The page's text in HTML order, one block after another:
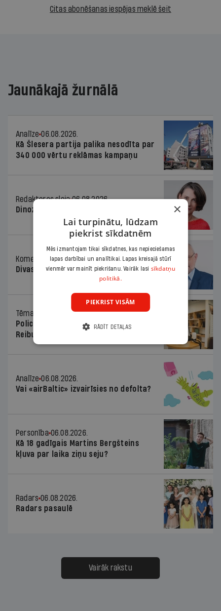
Citas abonēšanas iespējas meklē šeit
Jaunākajā žurnālā
Analīze 06.08.2026.
Kā Šlesera partija palika nesodīta par
340 000 vērtu reklāmas kampaņu
Redaktores sleja 06.08.2026.
Dinozaura triks
Komentārs 06.08.2026.
Divas koalīcijas
Tēma
06.08.2026.
Policists cietumā, skolotājs – kapos.
Reibuma cena Priekulē
Analīze 06.08.2026.
Vai «airBaltic» izvairīsies no defolta?
Personība 06.08.2026.
Kā 18 gadīgais Martins Bergšteins
kļuva par laika ziņu seju?
Radars 06.08.2026.
Radars pasaulē
Vairāk rakstu
×
Lai turpinātu, lūdzam
piekrist sīkdatnēm
Mēs izmantojam tikai sīkdatnes, kas nepieciešamas
lapas darbībai un analītikai. Lapas kreisajā stūrī
vienmēr var mainīt piekrišanu. Vairāk lasi sīkdatņu
politikā.
PIEKRIST VISĀM
RĀDĪT DETAĻAS